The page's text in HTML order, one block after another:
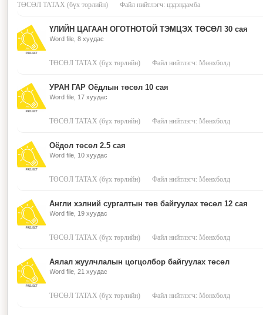
ТӨСӨЛ ТАТАХ (бүх төрлийн) Файл нийтлэгч: цэдэндамба
ҮЛИЙН ЦАГААН ОГОТНОТОЙ ТЭМЦЭХ ТӨСӨЛ 30 сая
Word file, 8 хуудас
ТӨСӨЛ ТАТАХ (бүх төрлийн) Файл нийтлэгч: Мөнхболд
УРАН ГАР Оёдлын төсөл 10 сая
Word file, 17 хуудас
ТӨСӨЛ ТАТАХ (бүх төрлийн) Файл нийтлэгч: Мөнхболд
Оёдол төсөл 2.5 сая
Word file, 10 хуудас
ТӨСӨЛ ТАТАХ (бүх төрлийн) Файл нийтлэгч: Мөнхболд
Англи хэлний сургалтын төв байгуулах төсөл 12 сая
Word file, 19 хуудас
ТӨСӨЛ ТАТАХ (бүх төрлийн) Файл нийтлэгч: Мөнхболд
Аялал жуулчлалын цогцолбор байгуулах төсөл
Word file, 21 хуудас
ТӨСӨЛ ТАТАХ (бүх төрлийн) Файл нийтлэгч: Мөнхболд